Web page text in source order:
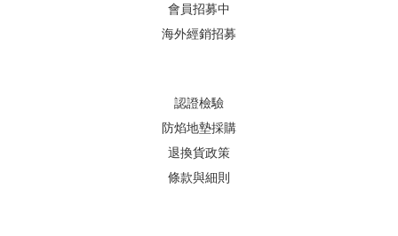
會員招募中
海外經銷招募
認證檢驗
防焰地墊採購
退換貨政策
條款與細則